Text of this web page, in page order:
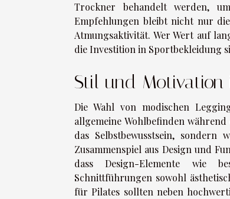
Trockner behandelt werden,
Empfehlungen bleibt nicht nur
Atmungsaktivität. Wer Wert auf
die Investition in Sportbekleidung
Stil und Motivation
Die Wahl von modischen
allgemeine Wohlbefinden
das Selbstbewusstsein,
Zusammenspiel aus Design und
dass Design-Elemente wie
Schnittführungen sowohl
für Pilates sollten neben